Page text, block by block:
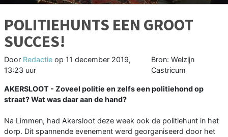
POLITIEHUNTS EEN GROOT
SUCCES!
Door Redactie op 11 december 2019,
13:23 uur
Bron: Welzijn
Castricum
AKERSLOOT - Zoveel politie en zelfs een politiehond op
straat? Wat was daar aan de hand?
Na Limmen, had Akersloot deze week ook de politiehunt in het
dorp. Dit spannende evenement werd georganiseerd door het